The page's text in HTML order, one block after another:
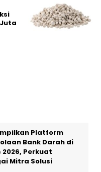
Platform
Bank Darah di
2026, Perkuat
Mitra Solusi